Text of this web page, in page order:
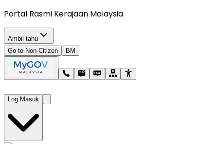
Portal Rasmi Kerajaan Malaysia
Ambil tahu
Go to Non-Citizen
BM
Log Masuk